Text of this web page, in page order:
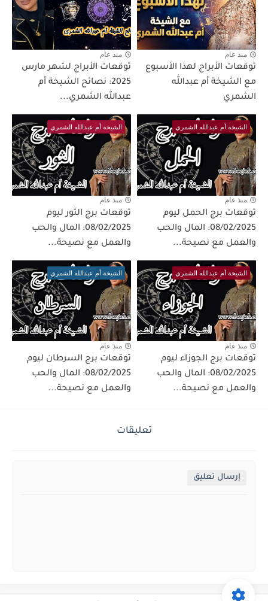
منذ عام
توقعات الأبراج لهذا الأسبوع
مع الشيخة أم عبدالله
الشمري
منذ عام
توقعات الأبراج لشهر مارس
2025: نصائح الشيخة أم
عبدالله الشمري...
الشيخة أم عبدالله الشمري
منذ عام
توقعات برج الحمل ليوم
08/02/2025: المال والحب
والعمل مع نصيحة...
الشيخة أم عبدالله الشمري
منذ عام
توقعات برج الثور ليوم
08/02/2025: المال والحب
والعمل مع نصيحة...
الشيخة أم عبدالله الشمري
منذ عام
توقعات برج الجوزاء ليوم
08/02/2025: المال والحب
والعمل مع نصيحة...
الشيخة أم عبدالله الشمري
منذ عام
توقعات برج السرطان ليوم
08/02/2025: المال والحب
والعمل مع نصيحة...
تعليقات
إرسال تعليق